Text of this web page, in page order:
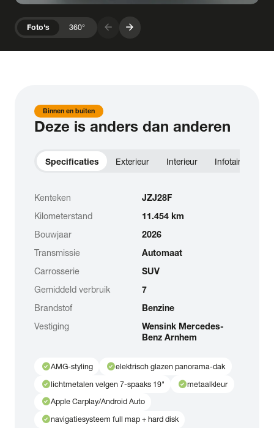
Foto's 360° arrow_forward arrow_forward
Binnen en buiten
Deze is anders dan anderen
Specificaties Exterieur Interieur Infotainment
Kenteken
JZJ28F
Kilometerstand
11.454 km
Bouwjaar
2026
Transmissie
Automaat
Carrosserie
SUV
Gemiddeld verbruik
7
Brandstof
Benzine
Vestiging
Wensink Mercedes-
Benz Arnhem
check_circleAMG-styling check_circleelektrisch glazen panorama-dak
check_circlelichtmetalen velgen 7-spaaks 19" check_circlemetaalkleur
check_circleApple Carplay/Android Auto
check_circlenavigatiesysteem full map + hard disk